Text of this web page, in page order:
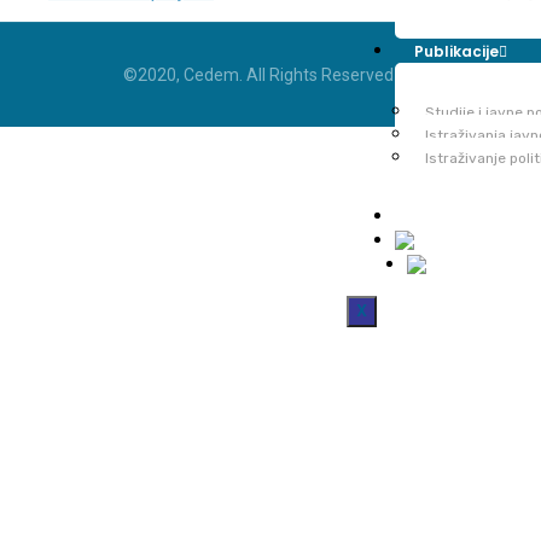
Publikacije
Studije i javne
Istraživanja
Istraživanje
X
©2020, Cedem. All Rights Reserved